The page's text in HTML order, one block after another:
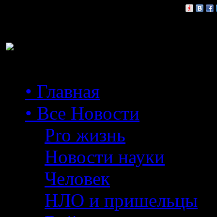
• Главная
• Все Новости
Pro жизнь
Новости науки
Человек
НЛО и пришельцы